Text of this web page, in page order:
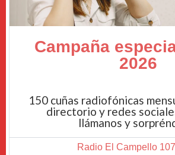
Campaña
2026
150 cuñas radiofónicas
directorio y redes
llámanos y
Radio El Campello